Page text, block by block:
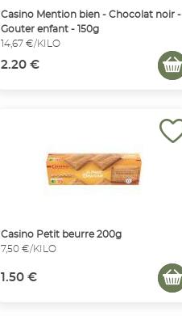
Casino Mention bien - Chocolat noir -
Gouter enfant - 150g
14,67 €/KILO
2.20 €
Casino Petit beurre 200g
7,50 €/KILO
1.50 €